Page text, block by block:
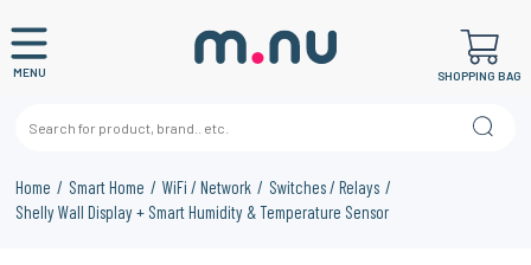
MENU SHOPPING BAG
Home Smart Home WiFi / Network
Switches / Relays
Shelly Wall Display + Smart Humidity & Temperature Sensor